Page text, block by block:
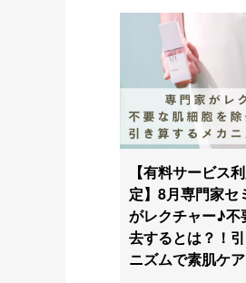
【有料サービス
定】8月専門家セ
がレクチャー♪不
去するとは？！
ニズムで素肌ケア